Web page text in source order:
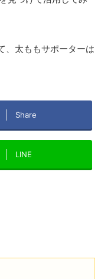
、太ももサポーターは
Share
LINE